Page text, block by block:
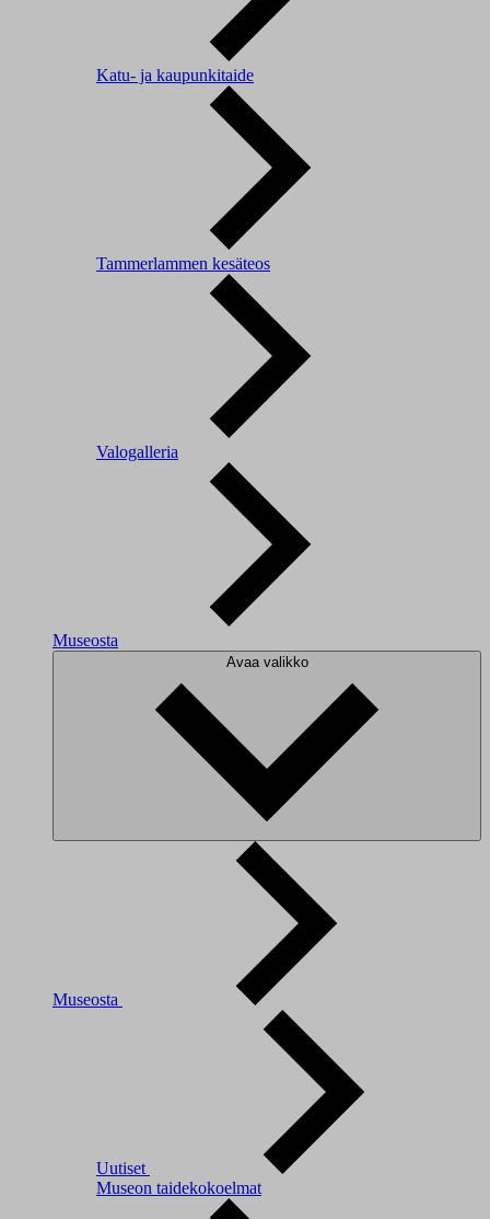
Katu- ja kaupunkitaide
Tammerlammen kesäteos
Valogalleria
Museosta
Avaa valikko
Museosta
Uutiset
Museon taidekokoelmat